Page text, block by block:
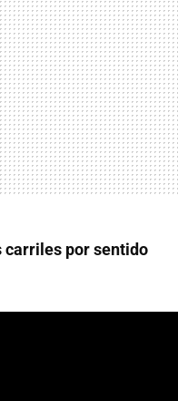
carriles por sentido